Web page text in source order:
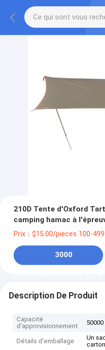
210D Tente d'Oxford
camping hamac à
Prix：$15.00/pieces 100-
3000
livraison sur 210D Tente
Description De Produit
Capacité
d'approvisionnement
Détails d'emballage
Un